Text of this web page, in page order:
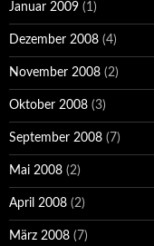
Januar 2009 (1)
Dezember 2008 (4)
November 2008 (2)
Oktober 2008 (3)
September 2008 (7)
Mai 2008 (2)
April 2008 (2)
März 2008 (7)